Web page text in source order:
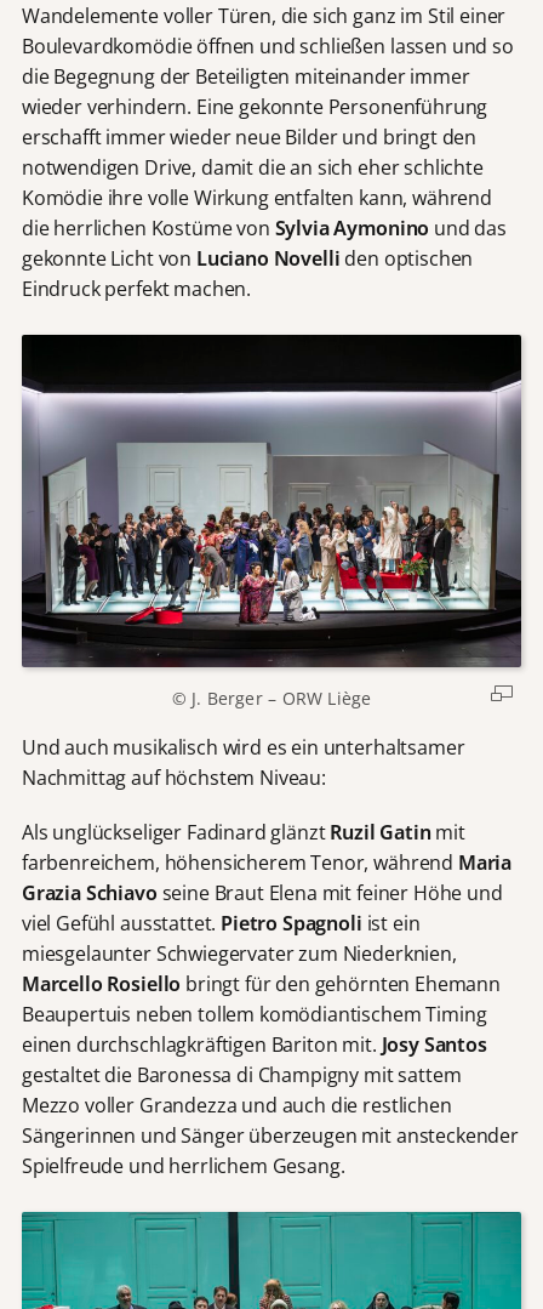
Wandelemente voller Türen, die sich ganz im Stil einer
Boulevardkomödie öffnen und schließen lassen und so
die Begegnung der Beteiligten miteinander immer
wieder verhindern. Eine gekonnte Personenführung
erschafft immer wieder neue Bilder und bringt den
notwendigen Drive, damit die an sich eher schlichte
Komödie ihre volle Wirkung entfalten kann, während
die herrlichen Kostüme von Sylvia Aymonino und das
gekonnte Licht von Luciano Novelli den optischen
Eindruck perfekt machen.
© J. Berger – ORW Liège
Und auch musikalisch wird es ein unterhaltsamer
Nachmittag auf höchstem Niveau:
Als unglückseliger Fadinard glänztRuzil Gatinmit
farbenreichem, höhensicherem Tenor, während Maria
Grazia Schiavo seine Braut Elena mit feiner Höhe und
viel Gefühl ausstattet. Pietro Spagnoli ist ein
miesgelaunter Schwiegervater zum Niederknien,
Marcello Rosiello bringt für den gehörnten Ehemann
Beaupertuis neben tollem komödiantischem Timing
einen durchschlagkräftigen Bariton mit. Josy Santos
gestaltet die Baronessa di Champigny mit sattem
Mezzo voller Grandezza und auch die restlichen
Sängerinnen und Sänger überzeugen mit ansteckender
Spielfreude und herrlichem Gesang.